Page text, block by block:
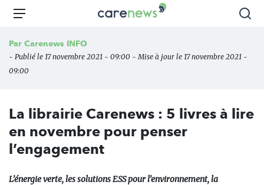
Aller
principal
Carenews,
des
Menu
Par Carenews INFO
- Publié le 17 novembre 2021 - 09:00 - Mise à jour le 17 novembre 2021 -
09:00
La librairie Carenews : 5 livres à lire
en novembre pour penser
l’engagement
L’énergie verte, les solutions ESS pour l’environnement, la